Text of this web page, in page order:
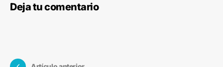
Deja tu comentario